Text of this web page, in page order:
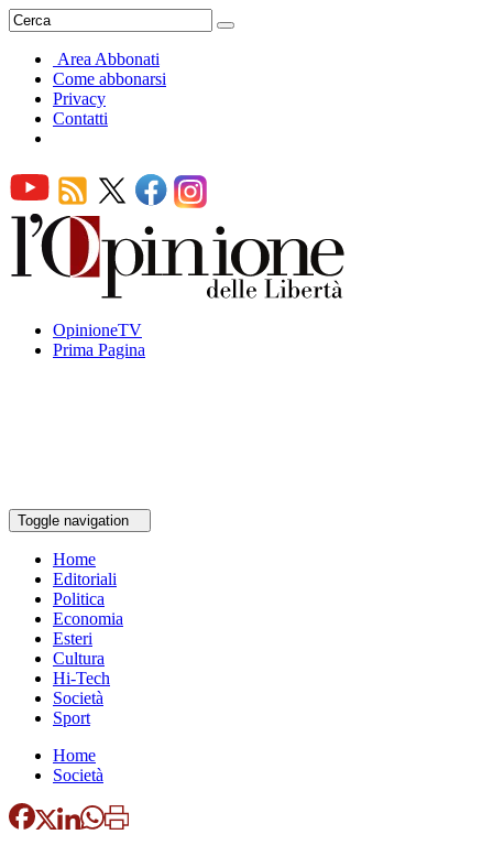
Area Abbonati
Come abbonarsi
Privacy
Contatti
OpinioneTV
Prima Pagina
Toggle navigation
Home
Editoriali
Politica
Economia
Esteri
Cultura
Hi-Tech
Società
Sport
Home
Società